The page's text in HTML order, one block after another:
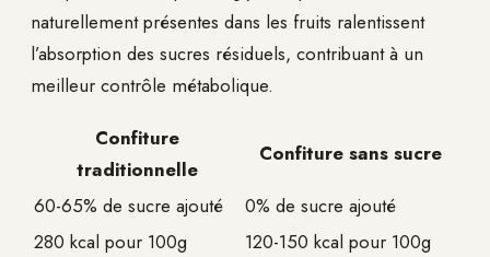
naturellement présentes dans les fruits ralentissent
l’absorption des sucres résiduels, contribuant à un
meilleur contrôle métabolique.
Confiture
traditionnelle
Confiture sans sucre
60-65% de sucre ajouté
0% de sucre ajouté
280 kcal pour 100g
120-150 kcal pour 100g